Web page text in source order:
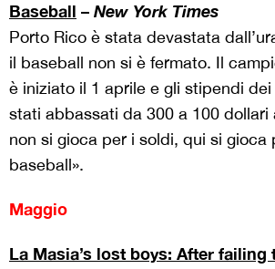
Baseball – New York Times
Porto Rico è stata devastata
il baseball non si è fermato. Il
è iniziato il 1 aprile e gli stipendi
stati abbassati da 300 a 100 dollari
non si gioca per i soldi, qui si gioca
baseball».
Maggio
La Masia’s lost boys: After failing